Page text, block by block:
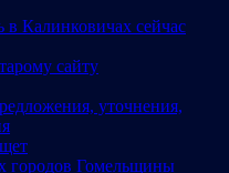
в Калинковичах сейчас
сайту
уточнения,
городов Гомельщины